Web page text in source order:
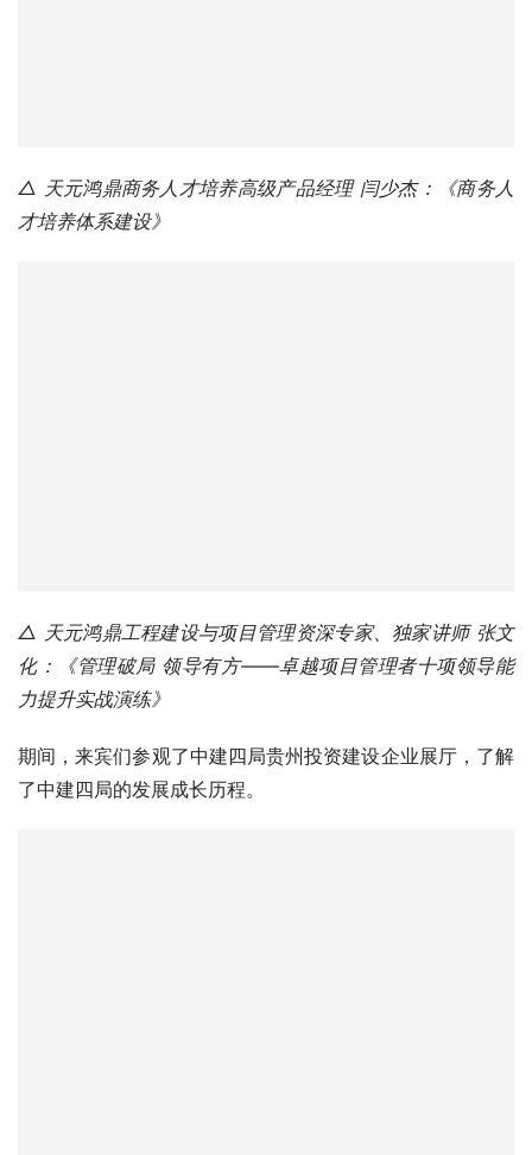
△ 天元鸿鼎商务人才培养高级产品经理 闫少杰：《商务人
才培养体系建设》
△ 天元鸿鼎工程建设与项目管理资深专家、独家讲师 张文
化：《管理破局 领导有方——卓越项目管理者十项领导能
力提升实战演练》
期间，来宾们参观了中建四局贵州投资建设企业展厅，了解
了中建四局的发展成长历程。